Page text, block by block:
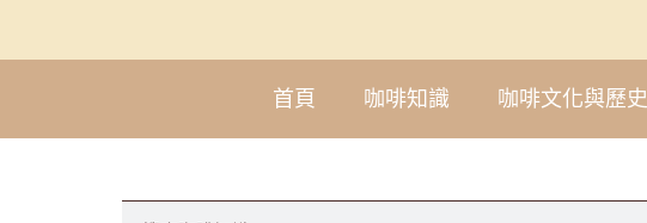
首頁 咖啡知識 咖啡文化與歷史